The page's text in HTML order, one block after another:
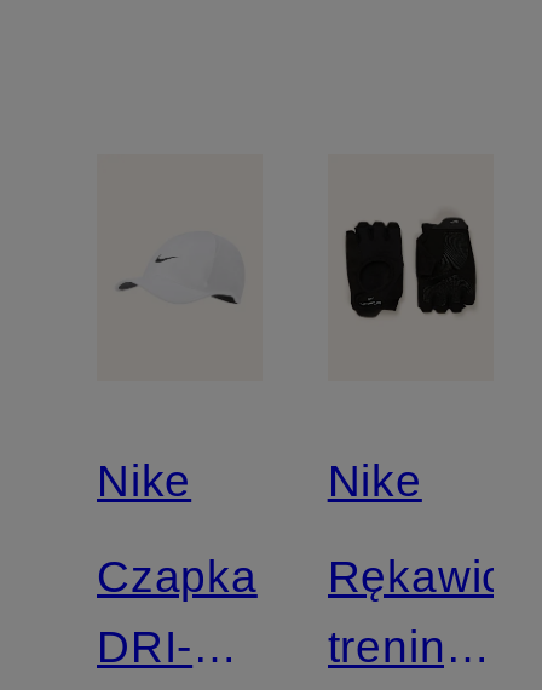
Nike
Czapka
DRI-FIT
Nike